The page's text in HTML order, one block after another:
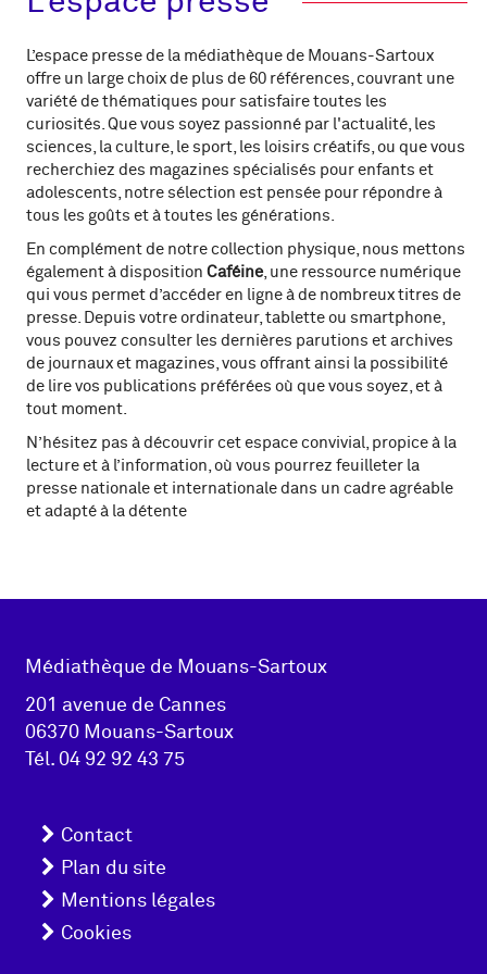
L’espace presse de la médiathèque de Mouans-Sartoux
offre un large choix de plus de 60 références, couvrant une
variété de thématiques pour satisfaire toutes les
curiosités. Que vous soyez passionné par l'actualité, les
sciences, la culture, le sport, les loisirs créatifs, ou que vous
recherchiez des magazines spécialisés pour enfants et
adolescents, notre sélection est pensée pour répondre à
tous les goûts et à toutes les générations.
En complément de notre collection physique, nous mettons
également à disposition Caféine, une ressource numérique
qui vous permet d’accéder en ligne à de nombreux titres de
presse. Depuis votre ordinateur, tablette ou smartphone,
vous pouvez consulter les dernières parutions et archives
de journaux et magazines, vous offrant ainsi la possibilité
de lire vos publications préférées où que vous soyez, et à
tout moment.
N’hésitez pas à découvrir cet espace convivial, propice à la
lecture et à l’information, où vous pourrez feuilleter la
presse nationale et internationale dans un cadre agréable
et adapté à la détente
Adresse
pied de
page
Médiathèque de Mouans-Sartoux
201 avenue de Cannes
06370 Mouans-Sartoux
Tél.04 92 92 43 75
Menu
pied
de
page
Contact
Plan du site
Mentions légales
Cookies